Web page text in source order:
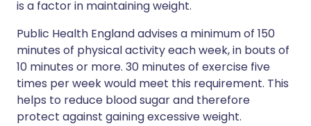
is a factor in maintaining weight.
Public Health England advises a minimum of 150
minutes of physical activity each week, in bouts of
10 minutes or more. 30 minutes of exercise five
times per week would meet this requirement. This
helps to reduce blood sugar and therefore
protect against gaining excessive weight.